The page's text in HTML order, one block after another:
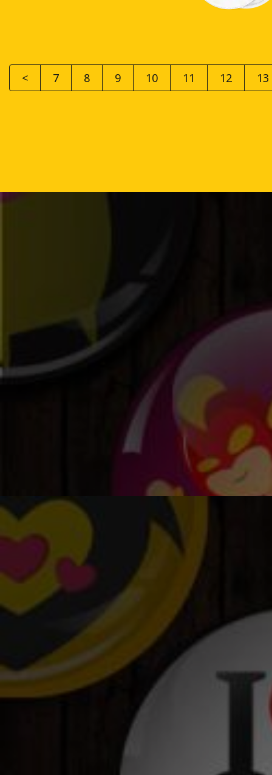
< 7 8 9 10 11 12 13